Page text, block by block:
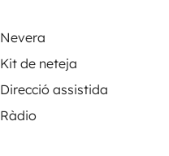
qualsevol dubte o per
desitjant formar part
Nevera
Kit de neteja
Direcció assistida
Ràdio